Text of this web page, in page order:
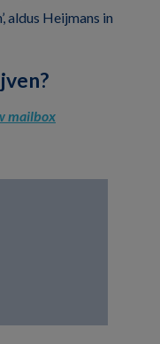
aldus Heijmans in
mailbox